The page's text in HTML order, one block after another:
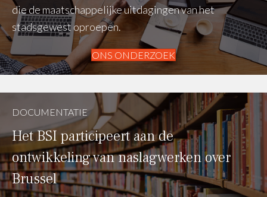
die de maatschappelijke uitdagingen van het
stadsgewest oproepen.
ONS ONDERZOEK
DOCUMENTATIE
Het BSI participeert aan de
ontwikkeling van naslagwerken over
Brussel